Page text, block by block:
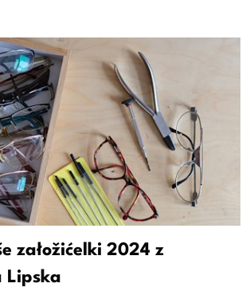
załožićelki 2024 z
Lipska